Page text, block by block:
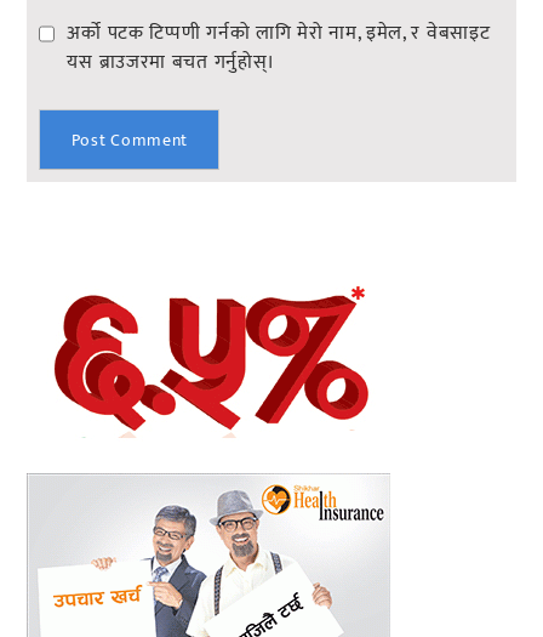
अर्को पटक टिप्पणी गर्नको लागि मेरो नाम, इमेल, र वेबसाइट
यस ब्राउजरमा बचत गर्नुहोस्।